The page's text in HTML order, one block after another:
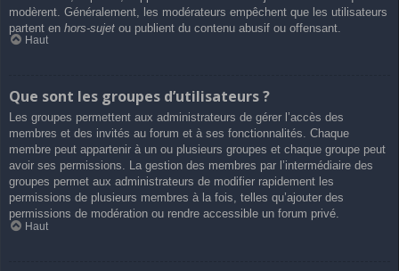
modèrent. Généralement, les modérateurs empêchent que les utilisateurs
partent en hors-sujet ou publient du contenu abusif ou offensant.
Haut
Que sont les groupes d’utilisateurs ?
Les groupes permettent aux administrateurs de gérer l’accès des
membres et des invités au forum et à ses fonctionnalités. Chaque
membre peut appartenir à un ou plusieurs groupes et chaque groupe peut
avoir ses permissions. La gestion des membres par l’intermédiaire des
groupes permet aux administrateurs de modifier rapidement les
permissions de plusieurs membres à la fois, telles qu’ajouter des
permissions de modération ou rendre accessible un forum privé.
Haut